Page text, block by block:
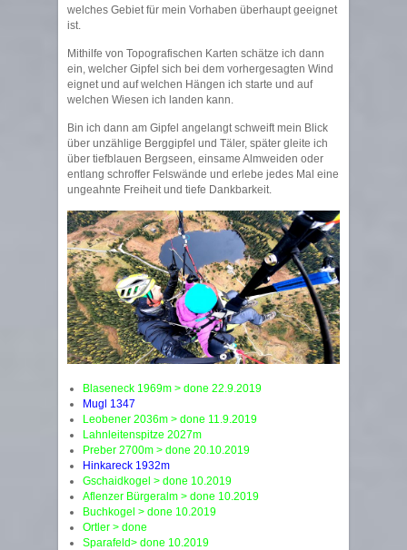
welches Gebiet für mein Vorhaben überhaupt geeignet
ist.
Mithilfe von Topografischen Karten schätze ich dann
ein, welcher Gipfel sich bei dem vorhergesagten Wind
eignet und auf welchen Hängen ich starte und auf
welchen Wiesen ich landen kann.
Bin ich dann am Gipfel angelangt schweift mein Blick
über unzählige Berggipfel und Täler, später gleite ich
über tiefblauen Bergseen, einsame Almweiden oder
entlang schroffer Felswände und erlebe jedes Mal eine
ungeahnte Freiheit und tiefe Dankbarkeit.
Blaseneck 1969m > done 22.9.2019
Mugl 1347
Leobener 2036m > done 11.9.2019
Lahnleitenspitze 2027m
Preber 2700m > done 20.10.2019
Hinkareck 1932m
Gschaidkogel > done 10.2019
Aflenzer Bürgeralm > done 10.2019
Buchkogel > done 10.2019
Ortler > done
Sparafeld> done 10.2019